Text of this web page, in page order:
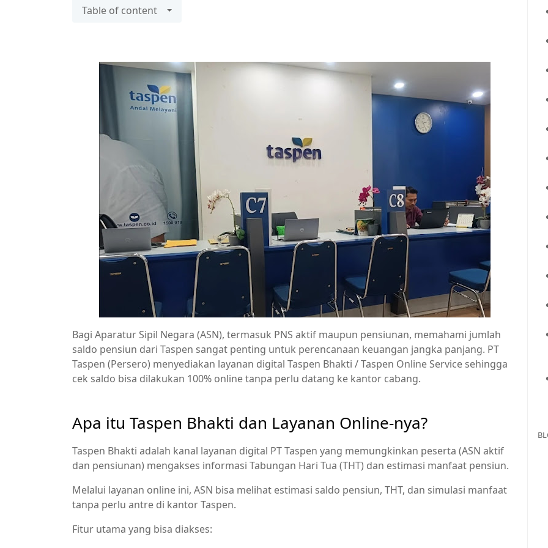
Table of content
Bagi Aparatur Sipil Negara (ASN), termasuk PNS aktif maupun pensiunan, memahami jumlah
saldo pensiun dari Taspen sangat penting untuk perencanaan keuangan jangka panjang. PT
Taspen (Persero) menyediakan layanan digital Taspen Bhakti / Taspen Online Service sehingga
cek saldo bisa dilakukan 100% online tanpa perlu datang ke kantor cabang.
Apa itu Taspen Bhakti dan Layanan Online-nya?
Taspen Bhakti adalah kanal layanan digital PT Taspen yang memungkinkan peserta (ASN aktif
dan pensiunan) mengakses informasi Tabungan Hari Tua (THT) dan estimasi manfaat pensiun.
Melalui layanan online ini, ASN bisa melihat estimasi saldo pensiun, THT, dan simulasi manfaat
tanpa perlu antre di kantor Taspen.
Fitur utama yang bisa diakses: